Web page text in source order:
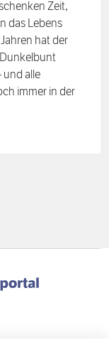
Zeit,
das Lebens
hat der
und alle
immer in der